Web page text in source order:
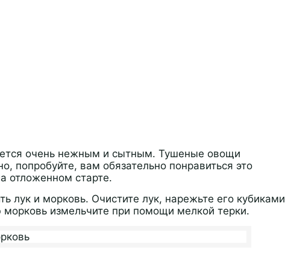
очень нежным и сытным. Тушеные овощи
попробуйте, вам обязательно понравиться это
отложенном старте.
лук и морковь. Очистите лук, нарежьте его кубиками
измельчите при помощи мелкой терки.